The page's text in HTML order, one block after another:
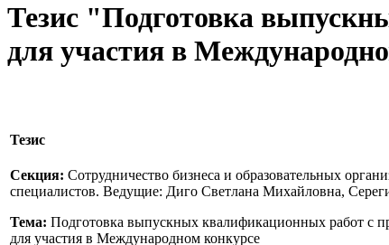
Тезис "Подготовка
для участия в
Тезис
Секция: Сотрудничество бизнеса и образовательных
специалистов. Ведущие: Диго Светлана Михайловна,
Тема: Подготовка выпускных квалификационных работ с
для участия в Международном конкурсе